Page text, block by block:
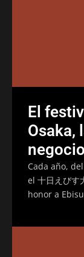
El
Osaka,
Cada año, del 9 al
el 十日えびす
honor a